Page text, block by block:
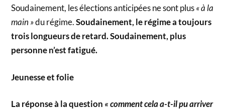
Soudainement, les élections anticipées ne sont plus« à la
main »du régime.Soudainement, le régime a toujours
trois longueurs de retard. Soudainement, plus
personne n’est fatigué.
Jeunesse et folie
La réponse à la question « comment cela a-t-il pu arriver